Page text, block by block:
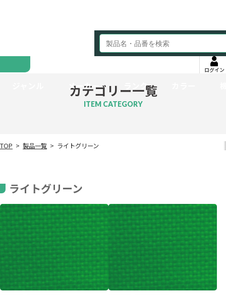
ログイン
メーカー ランク
カテゴリー一覧
ITEM CATEGORY
TOP 製品一覧 ライトグリーン
ライトグリーン